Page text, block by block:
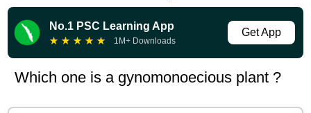
No.1 PSC Learning App
★ ★ ★ ★ ★ 1M+ Downloads
Get App
Which one is a gynomonoecious plant ?